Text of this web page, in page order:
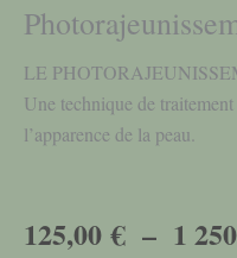
LE
Une technique de
l’apparence de la peau.
125,00€ – 1